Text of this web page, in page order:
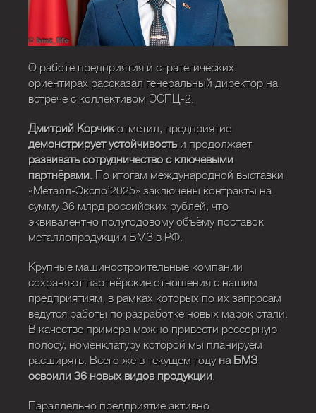
О работе предприятия и стратегических
ориентирах рассказал генеральный директор на
встрече с коллективом ЭСПЦ-2.
Дмитрий Корчикотметил, предприятие
демонстрирует устойчивостьи продолжает
развивать сотрудничество с ключевыми
партнёрами. По итогам международной выставки
«Металл-Экспо’2025» заключены контракты на
сумму 36 млрд российских рублей, что
эквивалентно полугодовому объёму поставок
металлопродукции БМЗ в РФ.
Крупные машиностроительные компании
сохраняют партнёрские отношения с нашим
предприятиям, в рамках которых по их запросам
ведутся работы по разработке новых марок стали.
В качестве примера можно привести рессорную
полосу, номенклатуру которой мы планируем
расширять. Всего же в текущем году на БМЗ
освоили 36 новых видов продукции.
Параллельно предприятие активно